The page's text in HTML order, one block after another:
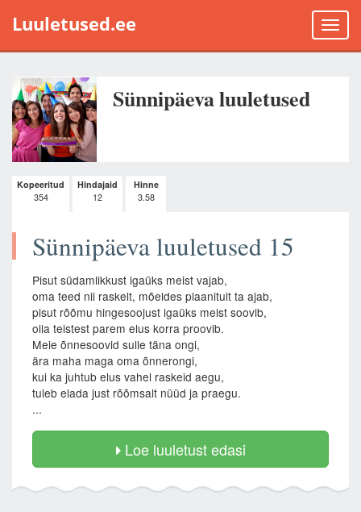
Luuletused.ee
Toggle
Sünnipäeva luuletused
Kopeeritud
354
Hindajaid
12
Hinne
3.58
Sünnipäeva luuletused 15
Pisut südamlikkust igaüks meist vajab,
oma teed nii raskelt, mõeldes plaanitult ta ajab,
pisut rõõmu hingesoojust igaüks meist soovib,
olla teistest parem elus korra proovib.
Meie õnnesoovid sulle täna ongi,
ära maha maga oma õnnerongi,
kui ka juhtub elus vahel raskeid aegu,
tuleb elada just rõõmsalt nüüd ja praegu.
...
Loe luuletust edasi